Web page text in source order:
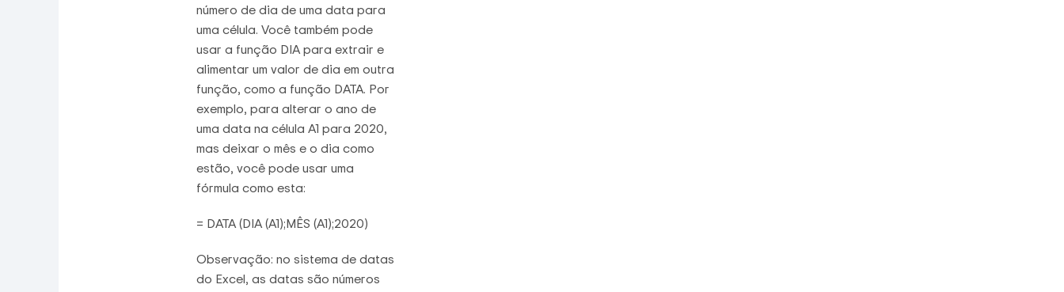
número de dia de uma data para
uma célula. Você também pode
usar a função DIA para extrair e
alimentar um valor de dia em outra
função, como a função DATA. Por
exemplo, para alterar o ano de
uma data na célula A1 para 2020,
mas deixar o mês e o dia como
estão, você pode usar uma
fórmula como esta:
= DATA (DIA (A1);MÊS (A1);2020)
Observação: no sistema de datas
do Excel, as datas são números